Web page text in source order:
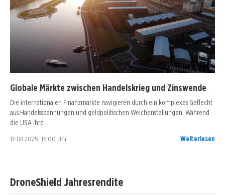
Globale Märkte zwischen Handelskrieg und Zinswende
Die internationalen Finanzmärkte navigieren durch ein komplexes Geflecht
aus Handelsspannungen und geldpolitischen Weichenstellungen. Während
die USA ihre…
12.08.2025, 16:00 Uhr Weiterlesen
DroneShield Jahresrendite